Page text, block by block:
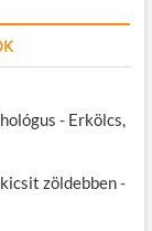
- Erkölcs,
zöldebben-